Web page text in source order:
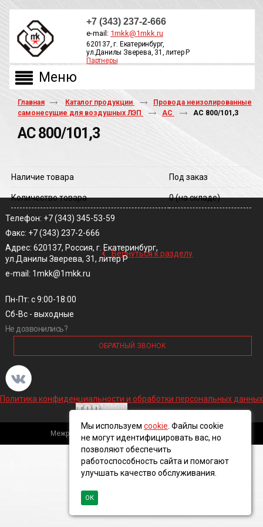
+7 (343) 237-2-666
e-mail: 1mkk@1mkk.ru
620137, г. Екатеринбург,
ул.Данилы Зверева, 31, литер Р
Партнеры
Главная Каталог продукции
Провода неизолированные
самонесущие для воздушных ЛЭП
АС АС 800/101,3
АС 800/101,3
Наличие товара Под заказ
Количество товара 0(на складе)
‹ Вернуться к разделу
Телефон: +7 (343) 345-53-59
Факс: +7 (343) 237-2-666
Адрес: 620137, Россия, г. Екатеринбург,
ул.Данилы Зверева, 31, литер Р
e-mail: 1mkk@1mkk.ru
Пн-Пт: с 9:00-18:00
Сб-Вс - выходные
Не дозвонились?
ОБРАТНЫЙ ЗВОНОК
Политика конфиденциальности и обработки персональных данных
Межрегиональная кабельная компания, 2016 ©
Мы используем cookie . Файлы cookie
не могут идентифицировать вас, но
позволяют обеспечить
работоспособность сайта и помогают
улучшать качество обслуживания.
ОК